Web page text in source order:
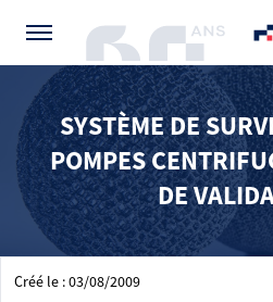
SYSTÈME DE
POMPES
DE
Créé le : 03/08/2009